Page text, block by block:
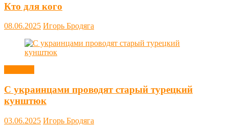
Кто для кого
08.06.2025 Игорь Бродяга
С украинцами проводят старый турецкий
кунштюк
03.06.2025 Игорь Бродяга